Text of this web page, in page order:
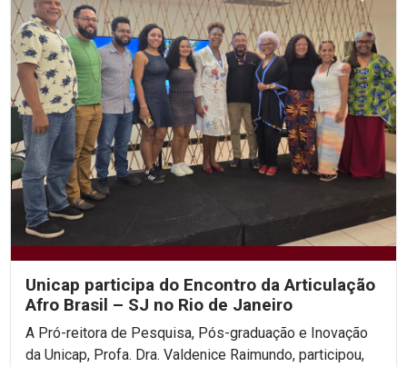
Unicap participa do Encontro da Articulação
Afro Brasil – SJ no Rio de Janeiro
A Pró-reitora de Pesquisa, Pós-graduação e Inovação
da Unicap, Profa. Dra. Valdenice Raimundo, participou,